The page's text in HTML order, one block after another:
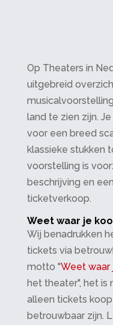
Op Theaters in
uitgebreid
land te zien zijn.
voor een breed
klassieke stukken
voorstelling is
beschrijving en
ticketverkoop.
Weet waar je
Wij benadrukken
tickets via
motto "Weet waar
het theater", het is
alleen tickets
betrouwbaar zijn.